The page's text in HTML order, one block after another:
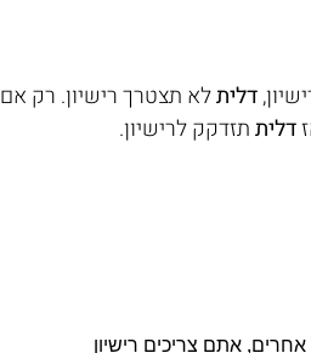
דלית לא תצטרך רישיון. רק אם
דלית תזדקק לרישיון.
אתם צריכים רישיון